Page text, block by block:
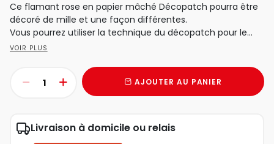
Ce flamant rose en papier mâché Décopatch pourra être
décoré de mille et une façon différentes.
Vous pourrez utiliser la technique du décopatch pour le...
VOIR PLUS
AJOUTER AU PANIER
Livraison à domicile ou relais